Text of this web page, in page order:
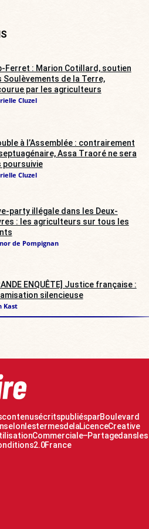
Ferret : Marion Cotillard, soutien
Soulèvements de la Terre,
par les agriculteurs
Cluzel
à l’Assemblée : contrairement
Assa Traoré ne sera
poursuivie
Cluzel
party illégale dans les Deux-
: les agriculteurs sur tous les
de Pompignan
ENQUÊTE] Justice française :
silencieuse
Kast
contenus écrits publiés par Boulevard
les termes de la Licence Creative
Commerciale – Partage dans les
2.0 France